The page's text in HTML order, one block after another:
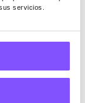
servicios.
y